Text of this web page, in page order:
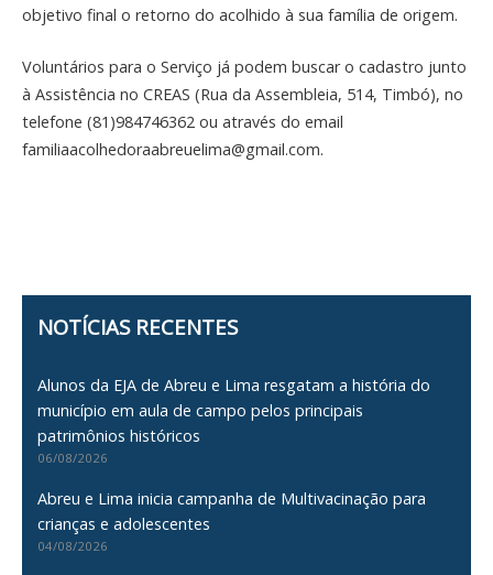
objetivo final o retorno do acolhido à sua família de origem.
Voluntários para o Serviço já podem buscar o cadastro junto
à Assistência no CREAS (Rua da Assembleia, 514, Timbó), no
telefone (81)984746362 ou através do email
familiaacolhedoraabreuelima@gmail.com.
NOTÍCIAS RECENTES
Alunos da EJA de Abreu e Lima resgatam a história do
município em aula de campo pelos principais
patrimônios históricos
06/08/2026
Abreu e Lima inicia campanha de Multivacinação para
crianças e adolescentes
04/08/2026